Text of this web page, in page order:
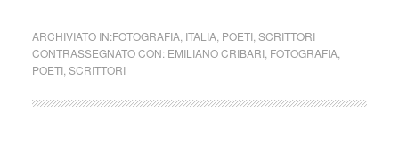
ARCHIVIATO IN:FOTOGRAFIA, ITALIA, POETI, SCRITTORI
CONTRASSEGNATO CON: EMILIANO CRIBARI, FOTOGRAFIA,
POETI, SCRITTORI